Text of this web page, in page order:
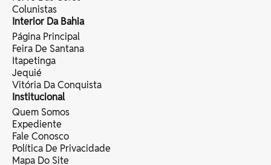
Colunistas
Interior Da Bahia
Página Principal
Feira De Santana
Itapetinga
Jequié
Vitória Da Conquista
Institucional
Quem Somos
Expediente
Fale Conosco
Política De Privacidade
Mapa Do Site